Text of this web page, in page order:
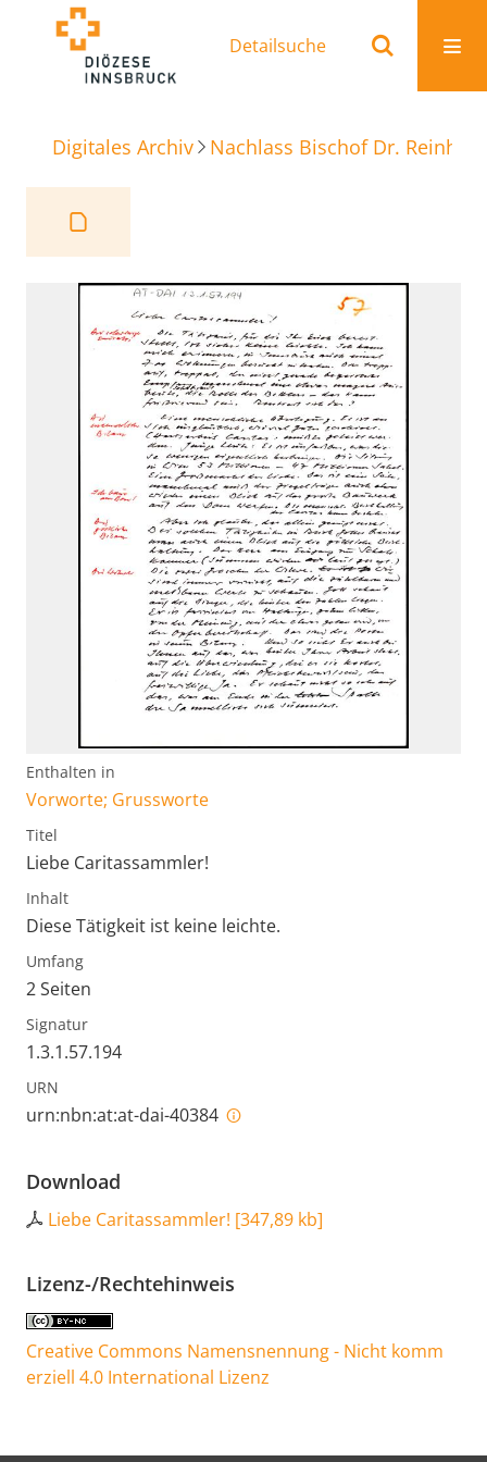
Detailsuche
Digitales Archiv Nachlass Bischof Dr.
Enthalten in
Vorworte; Grussworte
Titel
Liebe Caritassammler!
Inhalt
Diese Tätigkeit ist keine leichte.
Umfang
2 Seiten
Signatur
1.3.1.57.194
URN
urn:nbn:at:at-dai-40384
Download
Liebe Caritassammler! [347,89 kb]
Lizenz-/Rechtehinweis
Creative Commons Namensnennung - Nicht komm
erziell 4.0 International Lizenz